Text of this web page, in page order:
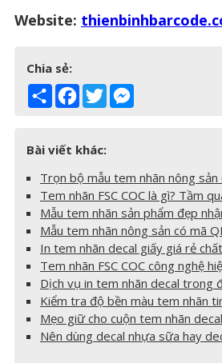
Website:
Chia sẻ:
ShareFacebook
Twitter
Bài viết khác:
Trọn bộ mẫu tem nhãn nông
Tem nhãn FSC COC là gì? Tầm
Mẫu tem nhãn sản phẩm đẹp
Mẫu tem nhãn nông sản có mã
In tem nhãn decal giấy giá rẻ
Tem nhãn FSC COC công nghệ
Dịch vụ in tem nhãn decal
Kiểm tra độ bền màu tem nhãn
Mẹo giữ cho cuộn tem nhãn
Nên dùng decal nhựa sữa hay